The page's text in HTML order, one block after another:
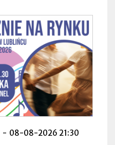
- 08-08-2026 21:30